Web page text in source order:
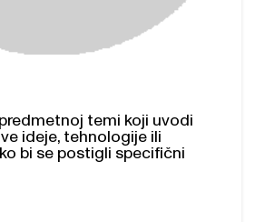
temi koji uvodi
ideje, tehnologije ili
bi se postigli specifični